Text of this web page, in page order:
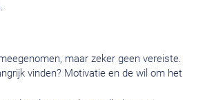
maar zeker geen vereiste.
vinden? Motivatie en de wil om het